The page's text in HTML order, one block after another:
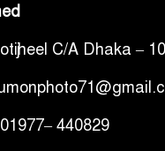
C/A Dhaka –
440829